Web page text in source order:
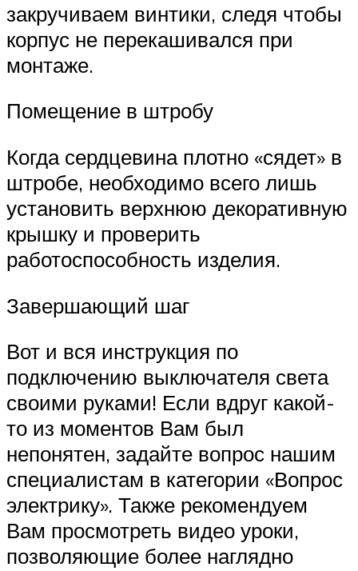
закручиваем винтики, следя чтобы
корпус не перекашивался при
монтаже.
Помещение в штробу
Когда сердцевина плотно «сядет» в
штробе, необходимо всего лишь
установить верхнюю декоративную
крышку и проверить
работоспособность изделия.
Завершающий шаг
Вот и вся инструкция по
подключению выключателя света
своими руками! Если вдруг какой-
то из моментов Вам был
непонятен, задайте вопрос нашим
специалистам в категории «Вопрос
электрику». Также рекомендуем
Вам просмотреть видео уроки,
позволяющие более наглядно